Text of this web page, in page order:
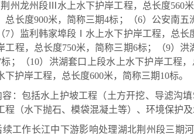
州龙州段Ⅲ水上水下护岸工程，总长度560
总长度900米，简称三期4标；（6）公安南
7）监利韩家埠段Ⅰ水上水下护岸工程，总
工程，总长度750米，简称三期6标；（9）洪
；（10）洪湖套口上段水上水下护岸工程
护岸工程，总长度600米，简称三期10标。
容：包括水上护坡工程（土方开挖、导滤沟
程（水下抛石、模袋混凝土等）、环境保护及
续工作长江中下游影响处理湖北荆州段三期